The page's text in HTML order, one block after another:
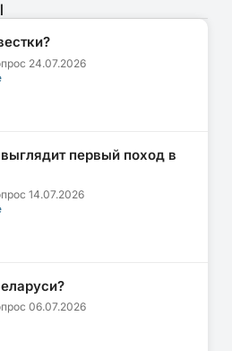
24.07.2026
первый поход в
14.07.2026
06.07.2026